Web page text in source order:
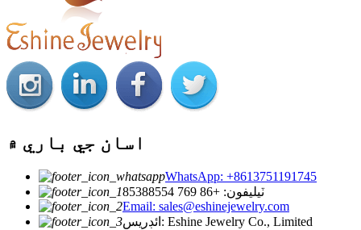
اسان جي باري ۾
WhatsApp: +8613751191745
ٽيليفون: +86 769 85388554
Email: sales@eshinejewelry.com
ائڊريس: Eshine Jewelry Co., Limited